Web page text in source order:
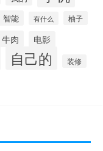
智能 有什么 柚子
牛肉 电影
自己的 装修